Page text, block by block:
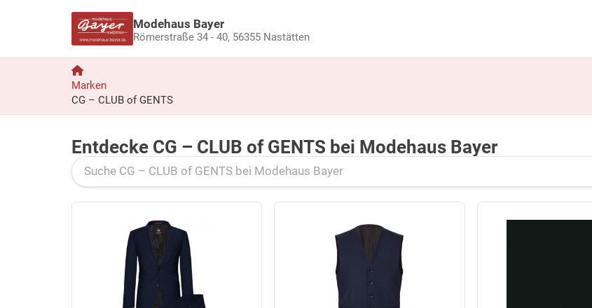
Modehaus Bayer
Römerstraße 34 - 40, 56355 Nastätten
Marken
CG – CLUB of GENTS
Zu den Produkten springen
Entdecke CG – CLUB of GENTS bei Modehaus Bayer